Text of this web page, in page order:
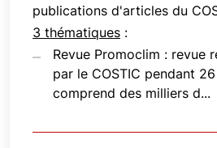
publications d'articles du
3 thématiques :
Revue Promoclim : revue
par le COSTIC pendant
comprend des milliers d...